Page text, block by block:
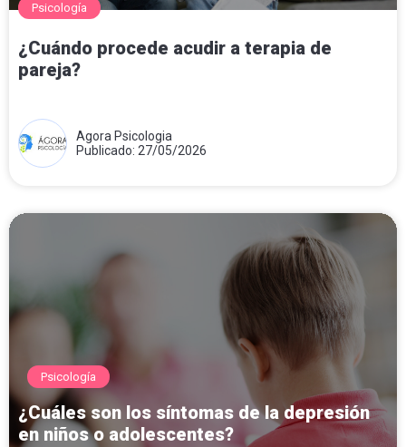
Psicología
¿Cuándo procede acudir a terapia de
pareja?
Agora Psicologia
Publicado: 27/05/2026
Psicología
¿Cuáles son los síntomas de la depresión
en niños o adolescentes?